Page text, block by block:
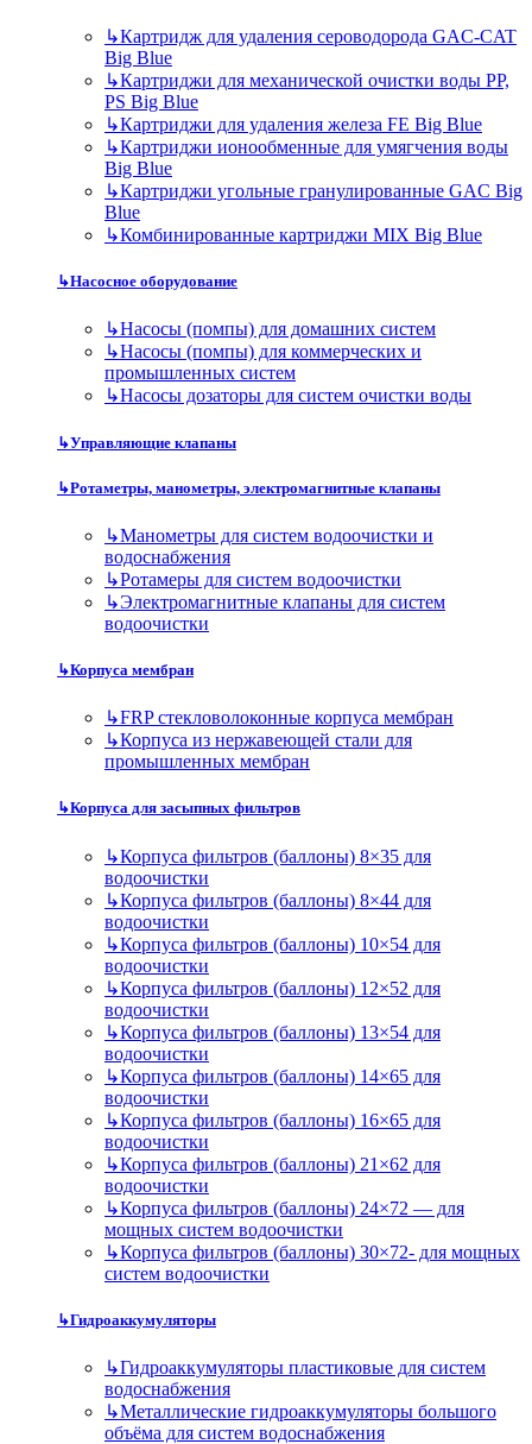
↳Картридж для удаления сероводорода GAC-CAT
Big Blue
↳Картриджи для механической очистки воды PP,
PS Big Blue
↳Картриджи для удаления железа FE Big Blue
↳Картриджи ионообменные для умягчения воды
Big Blue
↳Картриджи угольные гранулированные GAC Big
Blue
↳Комбинированные картриджи MIX Big Blue
↳Насосное оборудование
↳Насосы (помпы) для домашних систем
↳Насосы (помпы) для коммерческих и
промышленных систем
↳Насосы дозаторы для систем очистки воды
↳Управляющие клапаны
↳Ротаметры, манометры, электромагнитные клапаны
↳Манометры для систем водоочистки и
водоснабжения
↳Ротамеры для систем водоочистки
↳Электромагнитные клапаны для систем
водоочистки
↳Корпуса мембран
↳FRP стекловолоконные корпуса мембран
↳Корпуса из нержавеющей стали для
промышленных мембран
↳Корпуса для засыпных фильтров
↳Корпуса фильтров (баллоны) 8×35 для
водоочистки
↳Корпуса фильтров (баллоны) 8×44 для
водоочистки
↳Корпуса фильтров (баллоны) 10×54 для
водоочистки
↳Корпуса фильтров (баллоны) 12×52 для
водоочистки
↳Корпуса фильтров (баллоны) 13×54 для
водоочистки
↳Корпуса фильтров (баллоны) 14×65 для
водоочистки
↳Корпуса фильтров (баллоны) 16×65 для
водоочистки
↳Корпуса фильтров (баллоны) 21×62 для
водоочистки
↳Корпуса фильтров (баллоны) 24×72 — для
мощных систем водоочистки
↳Корпуса фильтров (баллоны) 30×72- для мощных
систем водоочистки
↳Гидроаккумуляторы
↳Гидроаккумуляторы пластиковые для систем
водоснабжения
↳Металлические гидроаккумуляторы большого
объёма для систем водоснабжения